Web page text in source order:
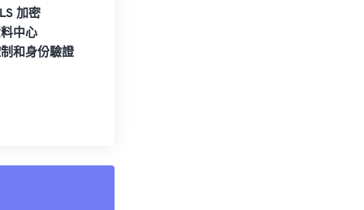
加密
中心
和身份驗證